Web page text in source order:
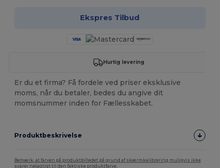
Ekspres Tilbud
Hurtig levering
Er du et firma? Få fordele ved priser eksklusive
moms, når du betaler, bedes du angive dit
momsnummer inden for Fællesskabet.
Produktbeskrivelse
Bemærk, at farven på produktbilledet på grund af skærmkalibrering muligvis ikke
svarer nøjagtigt til den faktiske produktfarve.